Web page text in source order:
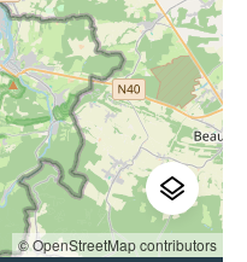
© OpenStreetMap contributors